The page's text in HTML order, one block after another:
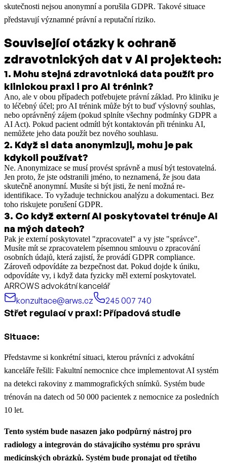
skutečnosti nejsou anonymní a porušila GDPR. Takové situace
představují významné právní a reputační riziko.
Související otázky k ochraně
zdravotnických dat v AI projektech:
1. Mohu stejná zdravotnická data použít pro
klinickou praxi i pro AI trénink?
Ano, ale v obou případech potřebujete právní základ. Pro kliniku je
to léčebný účel; pro AI trénink může být to buď výslovný souhlas,
nebo oprávněný zájem (pokud splníte všechny podmínky GDPR a
AI Act). Pokud pacient odmítl být kontaktován při tréninku AI,
nemůžete jeho data použít bez nového souhlasu.
2. Když si data anonymizuji, mohu je pak
kdykoli používat?
Ne. Anonymizace se musí provést správně a musí být testovatelná.
Jen proto, že jste odstranili jméno, to neznamená, že jsou data
skutečně anonymní. Musíte si být jisti, že není možná re-
identifikace. To vyžaduje technickou analýzu a dokumentaci. Bez
toho riskujete porušení GDPR.
3. Co když externí AI poskytovatel trénuje AI
na mých datech?
Pak je externí poskytovatel "zpracovatel" a vy jste "správce".
Musíte mít se zpracovatelem písemnou smlouvu o zpracování
osobních údajů, která zajistí, že provádí GDPR compliance.
Zároveň odpovídáte za bezpečnost dat. Pokud dojde k úniku,
odpovídáte vy, i když data fyzicky měl externí poskytovatel.
ARROWS advokátní kancelář
konzultace@arws.cz
245 007 740
Střet regulací v praxi: Případová studie
Situace:
Představme si konkrétní situaci, kterou právníci z advokátní
kanceláře řešili: Fakultní nemocnice chce implementovat AI systém
na detekci rakoviny z mammografických snímků. Systém bude
trénován na datech od 50 000 pacientek z nemocnice za posledních
10 let.
Tento systém bude nasazen jako podpůrný nástroj pro
radiology a integrován do stávajícího systému pro správu
medicínských obrázků. Systém bude pronajat od třetího